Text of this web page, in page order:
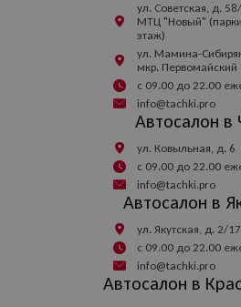
ул. Советская, д.
МТЦ "Новый"
этаж)
ул. Мамина-
мкр. Первомайский
с 09.00 до 22.00
info@tachki.pro
Автосалон в
ул. Ковыльная, д. 6
с 09.00 до 22.00
info@tachki.pro
Автосалон в
ул. Якутская, д. 2/
с 09.00 до 22.00
info@tachki.pro
Автосалон в